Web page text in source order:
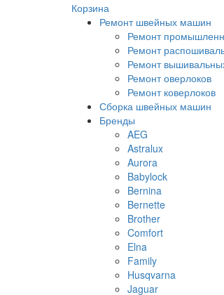
Корзина
Ремонт швейных машин
Ремонт
Ремонт
Ремонт
Ремонт оверлоков
Ремонт коверлоков
Сборка швейных машин
Бренды
AEG
Astralux
Aurora
Babylock
Bernina
Bernette
Brother
Comfort
Elna
Family
Husqvarna
Jaguar